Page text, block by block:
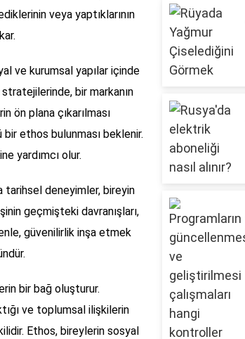
veya yaptıklarının
ve kurumsal yapılar içinde
bir markanın
ön plana çıkarılması
bir ethos bulunması beklenir.
yardımcı olur.
tarihsel deneyimler, bireyin
geçmişteki davranışları,
güvenilirlik inşa etmek
bir bağ oluşturur.
ve toplumsal ilişkilerin
Ethos, bireylerin sosyal